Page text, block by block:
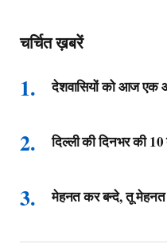
चर्चित ख़बरें
देशवासियों को आज एक
दिल्ली की दिनभर की
मेहनत कर बन्दे, तू मेहनत